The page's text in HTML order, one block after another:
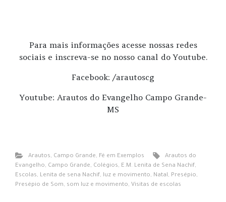
Para mais informações acesse nossas redes
sociais e inscreva-se no nosso canal do Youtube.
Facebook: /arautoscg
Youtube: Arautos do Evangelho Campo Grande-
MS
Arautos, Campo Grande, Fé em Exemplos
Arautos do
Evangelho, Campo Grande, Colégios, E.M. Lenita de Sena Nachif,
Escolas, Lenita de sena Nachif, luz e movimento, Natal, Presépio,
Presépio de Som, som luz e movimento, Visitas de escolas